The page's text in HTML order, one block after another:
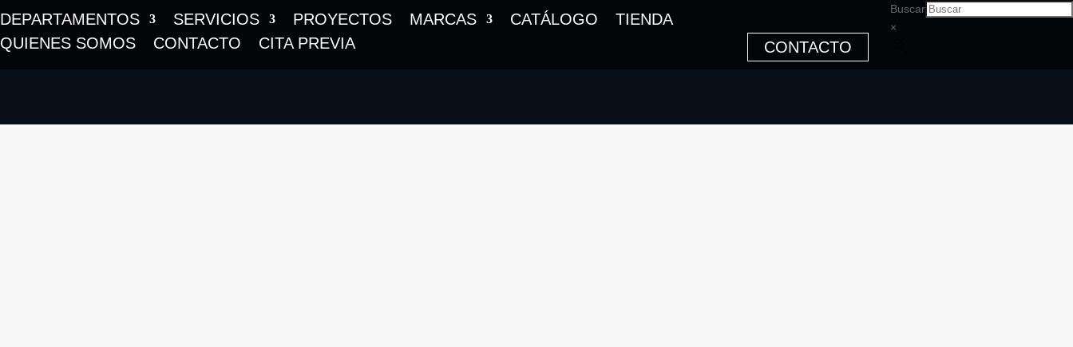
DEPARTAMENTOS SERVICIOS PROYECTOS MARCAS CATÁLOGO
TIENDA
QUIENES SOMOS
CONTACTO CITA PREVIA CONTACTO
Buscar
×